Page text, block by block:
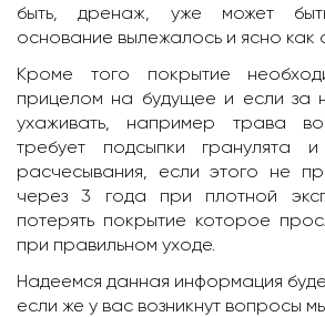
быть, дренаж, уже может
основание вылежалось и ясно как
Кроме того покрытие
прицелом на будущее и если за
ухаживать, например трава
требует подсыпки гранулята и
расчесывания, если этого не
через 3 года при плотной
потерять покрытие которое
при правильном уходе.
Надеемся данная информация
если же у вас возникнут вопросы